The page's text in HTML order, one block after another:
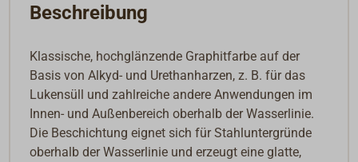
Beschreibung
Klassische, hochglänzende Graphitfarbe auf der
Basis von Alkyd- und Urethanharzen, z. B. für das
Lukensüll und zahlreiche andere Anwendungen im
Innen- und Außenbereich oberhalb der Wasserlinie.
Die Beschichtung eignet sich für Stahluntergründe
oberhalb der Wasserlinie und erzeugt eine glatte,